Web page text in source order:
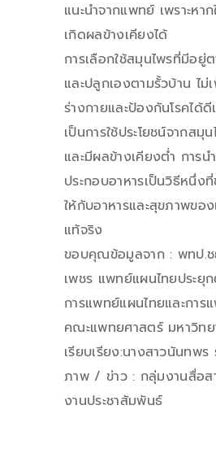
แนะนำจากแพทย์ เพราะหา
เกิดผลข้างเคียงได้
การเลือกใช้สมุนไพรที่มีอยู่
และปลูกเองตามรั้วบ้าน ไม่
ร่างกายและป้องกันโรคได้
เป็นการใช้ประโยชน์จากส
และมีผลข้างเคียงต่ำ การน
ประกอบอาหารเป็นวิธีหนึ่ง
ให้กับอาหารและสุขภาพของ
แท้จริง
ขอบคุณข้อมูลจาก : พทป.
เพชร แพทย์แผนไทยประยุ
การแพทย์แผนไทยและกา
คณะแพทยศาสตร์ มหาวิทย
เรียบเรียง:นางสาวนันทพร
ภาพ / ข่าว : กลุ่มงานสื่อส
งานประชาสัมพันธ์